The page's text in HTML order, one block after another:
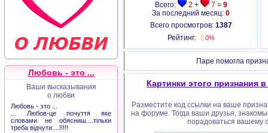
Любовь - это ...
Ваши высказывания
о любви
Любовь - это ...
... Любов-це почуття яке
словами не обясниш....тільки
треба відчути....!!!!!
Всего:
2 + 7 = 9
За последний месяц: 0
Всего просмотров: 1387
Рейтинг:
0%
Паре помогла
Картинки этого признания
Разместите код ссылки на ваше
на форуме. Тогда ваши друзья,
порадоваться вашему